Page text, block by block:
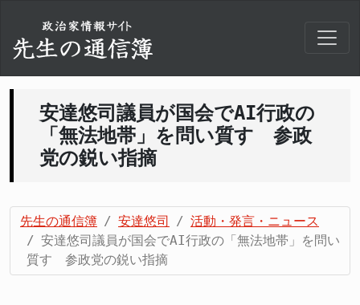
安達悠司議員が国会でAI行政の
「無法地帯」を問い質す 参政
党の鋭い指摘
先生の通信簿 安達悠司
活動・発言・ニュース
安達悠司議員が国会でAI行政の「無法地帯」を問い
質す 参政党の鋭い指摘